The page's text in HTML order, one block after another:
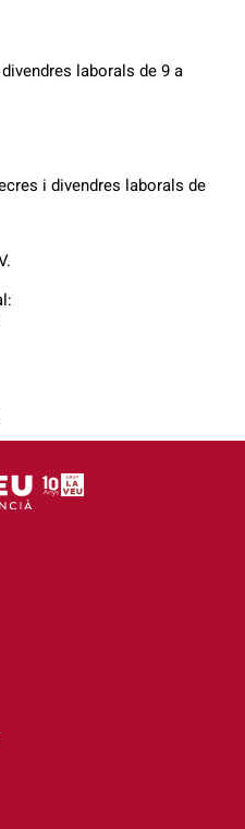
laborals de 9 a
i divendres laborals de